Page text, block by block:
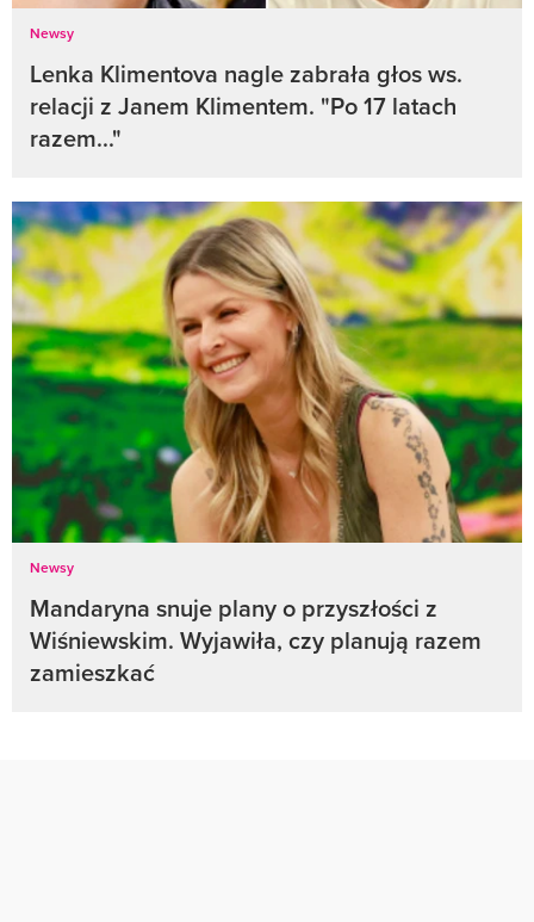
Newsy
Lenka Klimentova nagle zabrała głos ws.
relacji z Janem Klimentem. "Po 17 latach
razem..."
Newsy
Mandaryna snuje plany o przyszłości z
Wiśniewskim. Wyjawiła, czy planują razem
zamieszkać